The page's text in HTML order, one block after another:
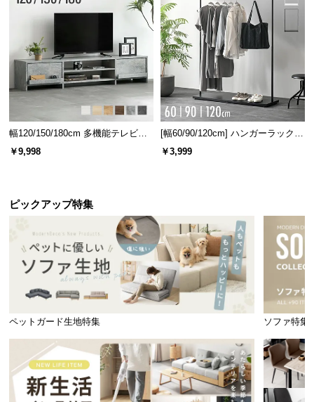
幅120/150/180cm 多機能テレビボ
ード 木目/石目調 オープン収納・
￥9,998
[幅60/90/120cm] ハンガーラック
スチール 4段階高さ調節 サイドフ
￥3,999
ピックアップ特集
ペットガード生地特集 ソファ特集